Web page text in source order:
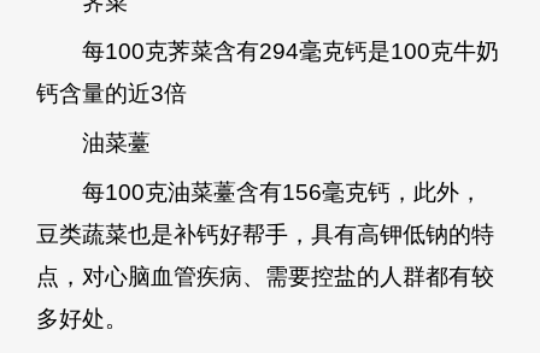
每100克荠菜含有294毫克钙是100克牛奶
钙含量的近3倍
油菜薹
每100克油菜薹含有156毫克钙，此外，
豆类蔬菜也是补钙好帮手，具有高钾低钠的特
点，对心脑血管疾病、需要控盐的人群都有较
多好处。